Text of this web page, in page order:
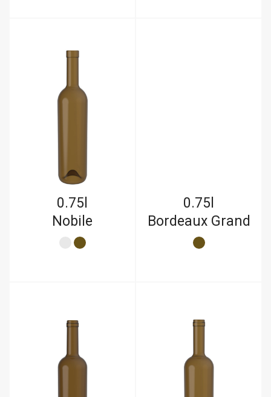
0.75l
Nobile
0.75l
Bordeaux Grand